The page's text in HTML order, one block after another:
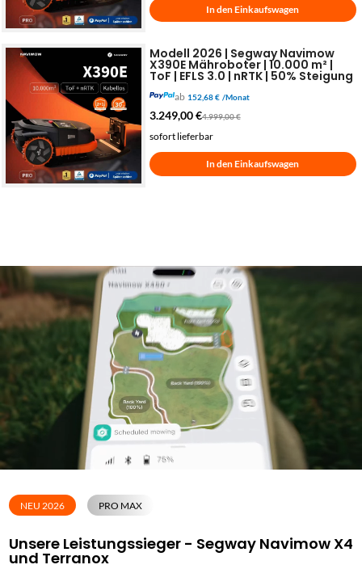
In den Einkaufswagen
Modell 2026 | Segway Navimow
X390E Mähroboter | 10.000 m² |
ToF | EFLS 3.0 | nRTK | 50% Steigung
ab 152,68 € /Monat
3.249,00€4.999,00€
sofort lieferbar
In den Einkaufswagen
NEU 2026 PRO MAX
Unsere Leistungssieger - Segway Navimow X4
und Terranox